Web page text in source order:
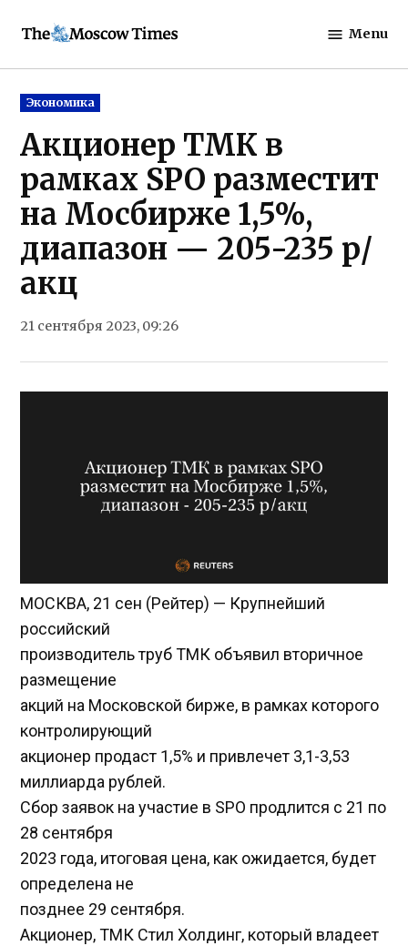
Moscow
Menu
Posted
in
Экономика
Акционер ТМК в
рамках SPO разместит
на Мосбирже 1,5%,
диапазон — 205-235 р/
акц
21 сентября 2023, 09:26
МОСКВА, 21 сен (Рейтер) — Крупнейший
российский
производитель труб ТМК объявил вторичное
размещение
акций на Московской бирже, в рамках которого
контролирующий
акционер продаст 1,5% и привлечет 3,1-3,53
миллиарда рублей.
Сбор заявок на участие в SPO продлится с 21 по
28 сентября
2023 года, итоговая цена, как ожидается, будет
определена не
позднее 29 сентября.
Акционер, ТМК Стил Холдинг, который владеет